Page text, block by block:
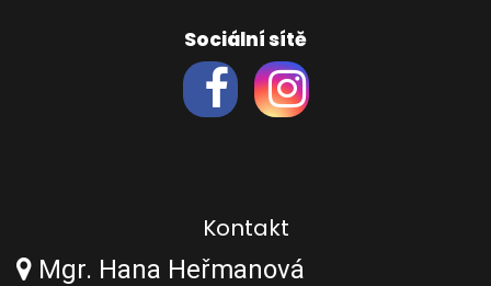
Sociální sítě
Kontakt
Mgr. Hana Heřmanová